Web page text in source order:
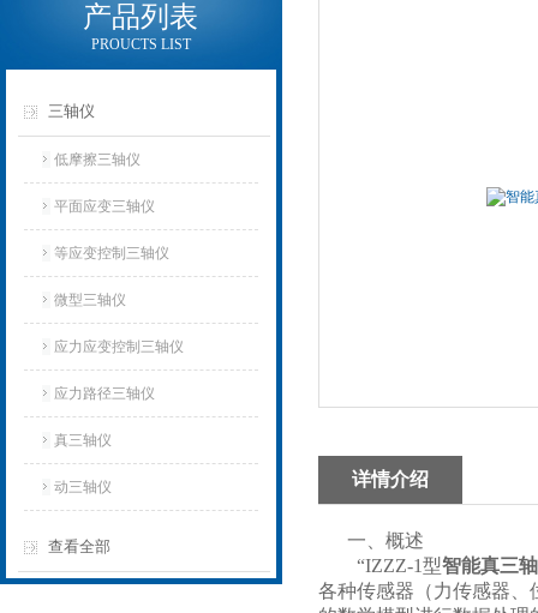
产品列表
PROUCTS LIST
三轴仪
低摩擦三轴仪
平面应变三轴仪
等应变控制三轴仪
微型三轴仪
应力应变控制三轴仪
应力路径三轴仪
真三轴仪
动三轴仪
查看全部
详情介绍
一、概述
“IZZZ-1型智能真三
各种传感器（力传感器、